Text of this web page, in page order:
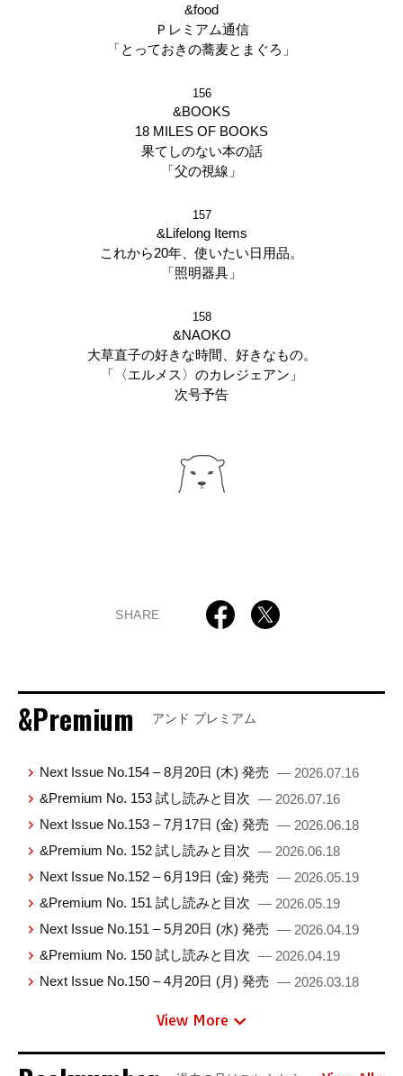
&food
Ｐレミアム通信
「とっておきの蕎麦とまぐろ」
156
&BOOKS
18 MILES OF BOOKS
果てしのない本の話
「父の視線」
157
&Lifelong Items
これから20年、使いたい日用品。
「照明器具」
158
&NAOKO
大草直子の好きな時間、好きなもの。
「〈エルメス〉のカレジェアン」
次号予告
SHARE
&Premium アンド プレミアム
Next Issue No.154 – 8月20日 (木) 発売 — 2026.07.16
&Premium No. 153 試し読みと目次 — 2026.07.16
Next Issue No.153 – 7月17日 (金) 発売 — 2026.06.18
&Premium No. 152 試し読みと目次 — 2026.06.18
Next Issue No.152 – 6月19日 (金) 発売 — 2026.05.19
&Premium No. 151 試し読みと目次 — 2026.05.19
Next Issue No.151 – 5月20日 (水) 発売 — 2026.04.19
&Premium No. 150 試し読みと目次 — 2026.04.19
Next Issue No.150 – 4月20日 (月) 発売 — 2026.03.18
View More